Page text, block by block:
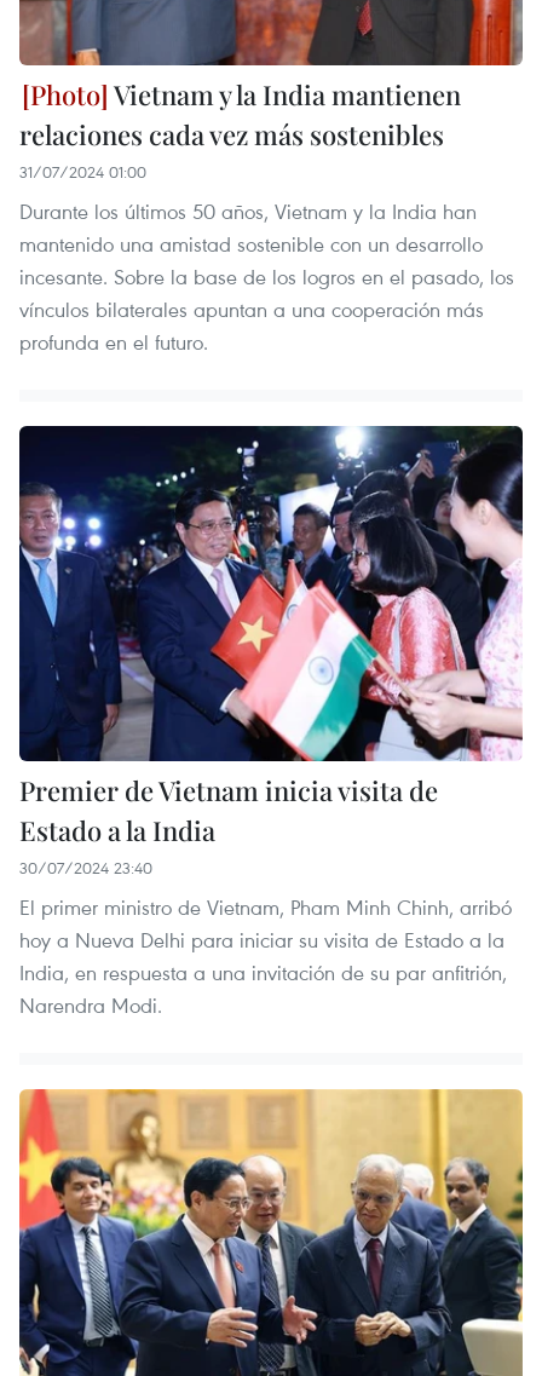
Vietnam y la India mantienen
relaciones cada vez más sostenibles
31/07/2024 01:00
Durante los últimos 50 años, Vietnam y la India han
mantenido una amistad sostenible con un desarrollo
incesante. Sobre la base de los logros en el pasado, los
vínculos bilaterales apuntan a una cooperación más
profunda en el futuro.
Premier de Vietnam inicia visita de
Estado a la India
30/07/2024 23:40
El primer ministro de Vietnam, Pham Minh Chinh, arribó
hoy a Nueva Delhi para iniciar su visita de Estado a la
India, en respuesta a una invitación de su par anfitrión,
Narendra Modi.